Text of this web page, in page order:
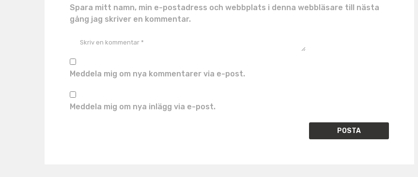
Spara mitt namn, min e-postadress och webbplats i denna webbläsare till nästa
gång jag skriver en kommentar.
Meddela mig om nya kommentarer via e-post.
Meddela mig om nya inlägg via e-post.